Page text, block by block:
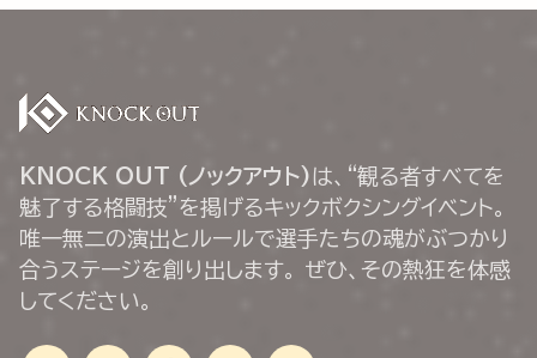
KNOCK OUT (ノックアウト) は、“観る者すべてを
魅了する格闘技”を掲げるキックボクシングイベント。
唯一無二の演出とルールで選手たちの魂がぶつかり
合うステージを創り出します。 ぜひ、その熱狂を体感
してください。